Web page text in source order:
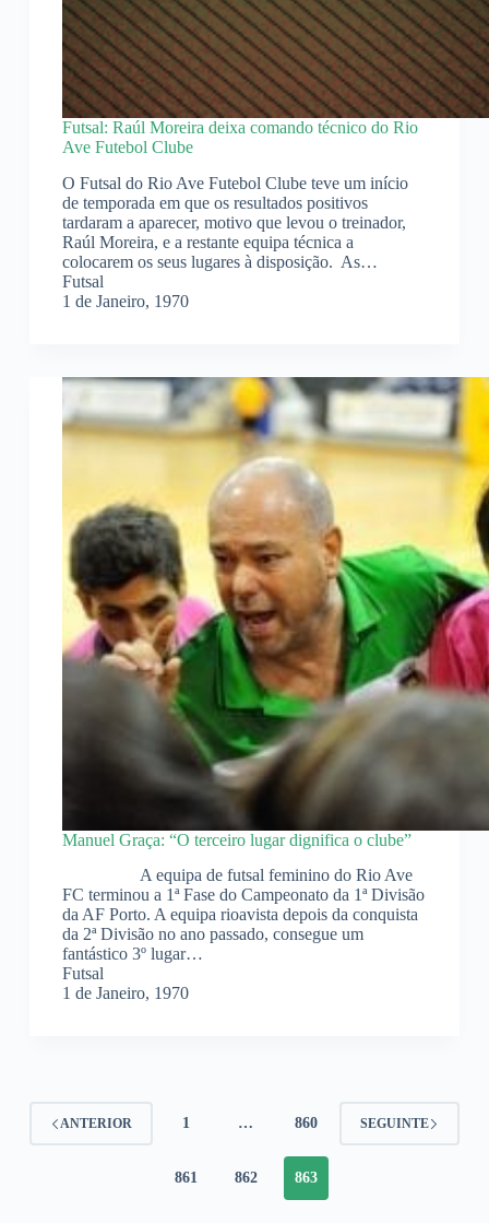
Futsal: Raúl Moreira deixa comando técnico do Rio
Ave Futebol Clube
O Futsal do Rio Ave Futebol Clube teve um início
de temporada em que os resultados positivos
tardaram a aparecer, motivo que levou o treinador,
Raúl Moreira, e a restante equipa técnica a
colocarem os seus lugares à disposição. As…
Futsal
1 de Janeiro, 1970
Manuel Graça: “O terceiro lugar dignifica o clube”
A equipa de futsal feminino do Rio Ave
FC terminou a 1ª Fase do Campeonato da 1ª Divisão
da AF Porto. A equipa rioavista depois da conquista
da 2ª Divisão no ano passado, consegue um
fantástico 3º lugar…
Futsal
1 de Janeiro, 1970
ANTERIOR 1 … 860
861 862 863
SEGUINTE